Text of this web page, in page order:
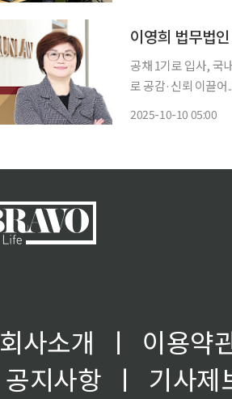
공채 1기로 입사, 국
로 공감·신뢰 이끌어
2025-10-10 05:00
회사소개 ㅣ
이용약
공지사항
ㅣ
기사제